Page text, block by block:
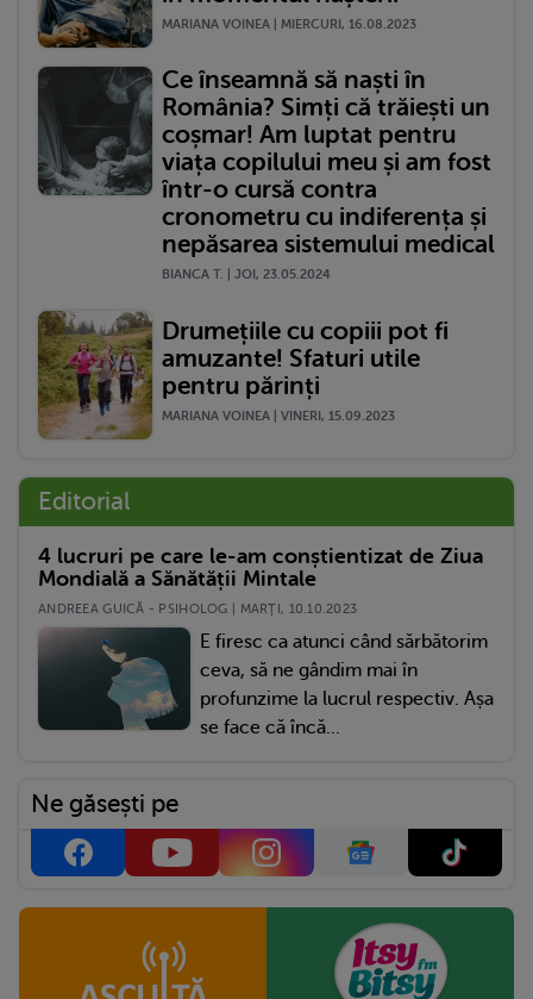
MARIANA VOINEA | MIERCURI, 16.08.2023
Ce înseamnă să naști în
România? Simți că trăiești un
coșmar! Am luptat pentru
viața copilului meu și am fost
într-o cursă contra
cronometru cu indiferența și
nepăsarea sistemului medical
BIANCA T. | JOI, 23.05.2024
Drumețiile cu copiii pot fi
amuzante! Sfaturi utile
pentru părinți
MARIANA VOINEA | VINERI, 15.09.2023
Editorial
4 lucruri pe care le-am conștientizat de Ziua
Mondială a Sănătății Mintale
ANDREEA GUICĂ - PSIHOLOG | MARŢI, 10.10.2023
E firesc ca atunci când sărbătorim
ceva, să ne gândim mai în
profunzime la lucrul respectiv. Așa
se face că încă...
Ne găsești pe